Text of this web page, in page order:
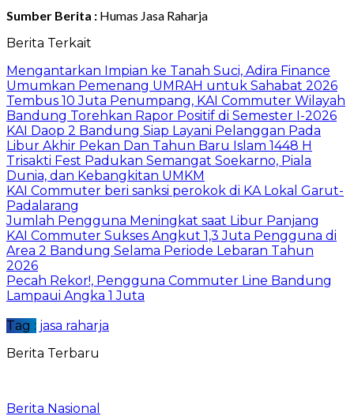
Sumber Berita : Humas Jasa Raharja
Berita Terkait
Mengantarkan Impian ke Tanah Suci, Adira Finance
Umumkan Pemenang UMRAH untuk Sahabat 2026
Tembus 10 Juta Penumpang, KAI Commuter Wilayah
Bandung Torehkan Rapor Positif di Semester I-2026
KAI Daop 2 Bandung Siap Layani Pelanggan Pada
Libur Akhir Pekan Dan Tahun Baru Islam 1448 H
Trisakti Fest Padukan Semangat Soekarno, Piala
Dunia, dan Kebangkitan UMKM
KAI Commuter beri sanksi perokok di KA Lokal Garut-
Padalarang
Jumlah Pengguna Meningkat saat Libur Panjang
KAI Commuter Sukses Angkut 1,3 Juta Pengguna di
Area 2 Bandung Selama Periode Lebaran Tahun
2026
Pecah Rekor!, Pengguna Commuter Line Bandung
Lampaui Angka 1 Juta
Tag : jasa raharja
Berita Terbaru
Berita Nasional